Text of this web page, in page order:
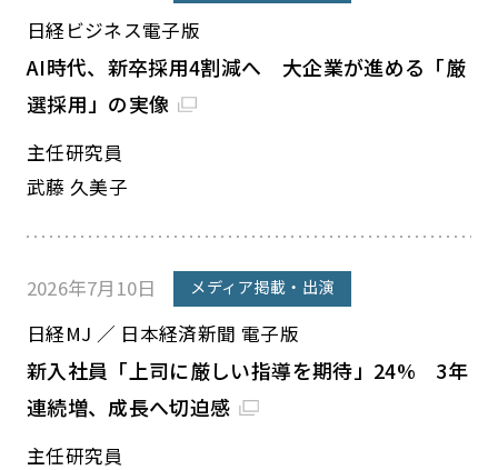
日経ビジネス電子版
AI時代、新卒採用4割減へ 大企業が進める「厳
選採用」の実像
主任研究員
武藤 久美子
2026年7月10日 メディア掲載・出演
日経MJ ／ 日本経済新聞 電子版
新入社員「上司に厳しい指導を期待」24% 3年
連続増、成長へ切迫感
主任研究員